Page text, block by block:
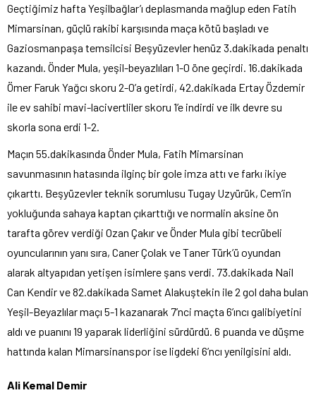
Geçtiğimiz hafta Yeşilbağlar’ı deplasmanda mağlup eden Fatih
Mimarsinan, güçlü rakibi karşısında maça kötü başladı ve
Gaziosmanpaşa temsilcisi Beşyüzevler henüz 3.dakikada penaltı
kazandı. Önder Mula, yeşil-beyazlıları 1-0 öne geçirdi. 16.dakikada
Ömer Faruk Yağcı skoru 2-0’a getirdi, 42.dakikada Ertay Özdemir
ile ev sahibi mavi-lacivertliler skoru 1’e indirdi ve ilk devre su
skorla sona erdi 1-2.
Maçın 55.dakikasında Önder Mula, Fatih Mimarsinan
savunmasının hatasında ilginç bir gole imza attı ve farkı ikiye
çıkarttı. Beşyüzevler teknik sorumlusu Tugay Uzyürük, Cem’in
yokluğunda sahaya kaptan çıkarttığı ve normalin aksine ön
tarafta görev verdiği Ozan Çakır ve Önder Mula gibi tecrübeli
oyuncularının yanı sıra, Caner Çolak ve Taner Türk’ü oyundan
alarak altyapıdan yetişen isimlere şans verdi. 73.dakikada Nail
Can Kendir ve 82.dakikada Samet Alakuştekin ile 2 gol daha bulan
Yeşil-Beyazlılar maçı 5-1 kazanarak 7’nci maçta 6’ıncı galibiyetini
aldı ve puanını 19 yaparak liderliğini sürdürdü. 6 puanda ve düşme
hattında kalan Mimarsinanspor ise ligdeki 6’ncı yenilgisini aldı.
Ali Kemal Demir